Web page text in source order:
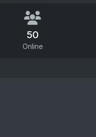
50
Online